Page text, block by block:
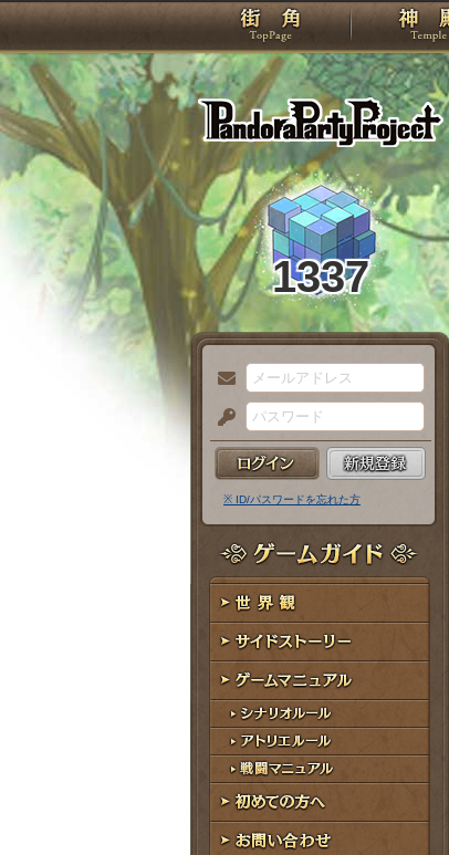
TOP
1337
メ
ー
ル
ア
ド
レ
ス
パ
ス
ー
ド
※ ID/パスワードを忘れた方
ゲームガイド
世界観
サイドストーリー
ゲームマニュアル
シナリオルール
アトリエルール
戦闘マニュアル
初めての方へ